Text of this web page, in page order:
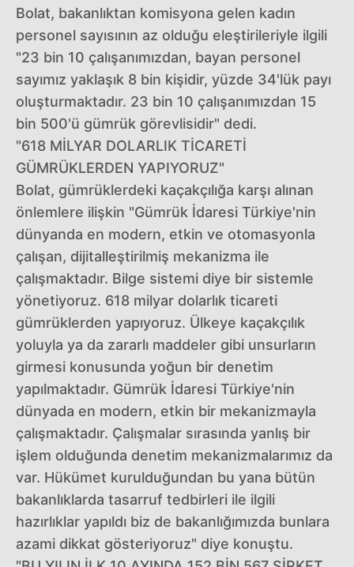
Bolat, bakanlıktan komisyona gelen kadın
personel sayısının az olduğu eleştirileriyle ilgili
"23 bin 10 çalışanımızdan, bayan personel
sayımız yaklaşık 8 bin kişidir, yüzde 34'lük payı
oluşturmaktadır. 23 bin 10 çalışanımızdan 15
bin 500'ü gümrük görevlisidir" dedi.
"618 MİLYAR DOLARLIK TİCARETİ
GÜMRÜKLERDEN YAPIYORUZ"
Bolat, gümrüklerdeki kaçakçılığa karşı alınan
önlemlere ilişkin "Gümrük İdaresi Türkiye'nin
dünyanda en modern, etkin ve otomasyonla
çalışan, dijitalleştirilmiş mekanizma ile
çalışmaktadır. Bilge sistemi diye bir sistemle
yönetiyoruz. 618 milyar dolarlık ticareti
gümrüklerden yapıyoruz. Ülkeye kaçakçılık
yoluyla ya da zararlı maddeler gibi unsurların
girmesi konusunda yoğun bir denetim
yapılmaktadır. Gümrük İdaresi Türkiye'nin
dünyada en modern, etkin bir mekanizmayla
çalışmaktadır. Çalışmalar sırasında yanlış bir
işlem olduğunda denetim mekanizmalarımız da
var. Hükümet kurulduğundan bu yana bütün
bakanlıklarda tasarruf tedbirleri ile ilgili
hazırlıklar yapıldı biz de bakanlığımızda bunlara
azami dikkat gösteriyoruz" diye konuştu.